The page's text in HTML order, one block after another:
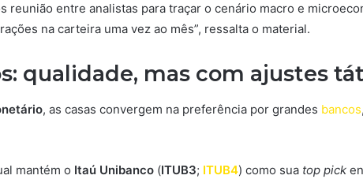
reunião entre analistas para traçar o cenário macro e
na carteira uma vez ao mês”, ressalta o material.
qualidade, mas com ajustes
, as casas convergem na preferência por grandes bancos
mantém o Itaú Unibanco (ITUB3; ITUB4) como sua top pick